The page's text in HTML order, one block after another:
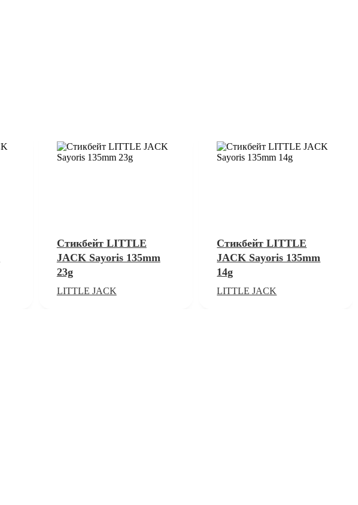
Стикбейт LITTLE
JACK Sayoris 135mm
23g
LITTLE JACK
Стикбейт LITTLE
JACK Sayoris 135mm
14g
LITTLE JACK